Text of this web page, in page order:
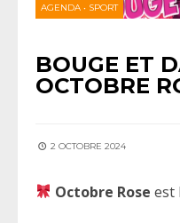
AGENDA • SPORT
BOUGE ET
OCTOBRE
2 OCTOBRE 2024
Octobre Rose est